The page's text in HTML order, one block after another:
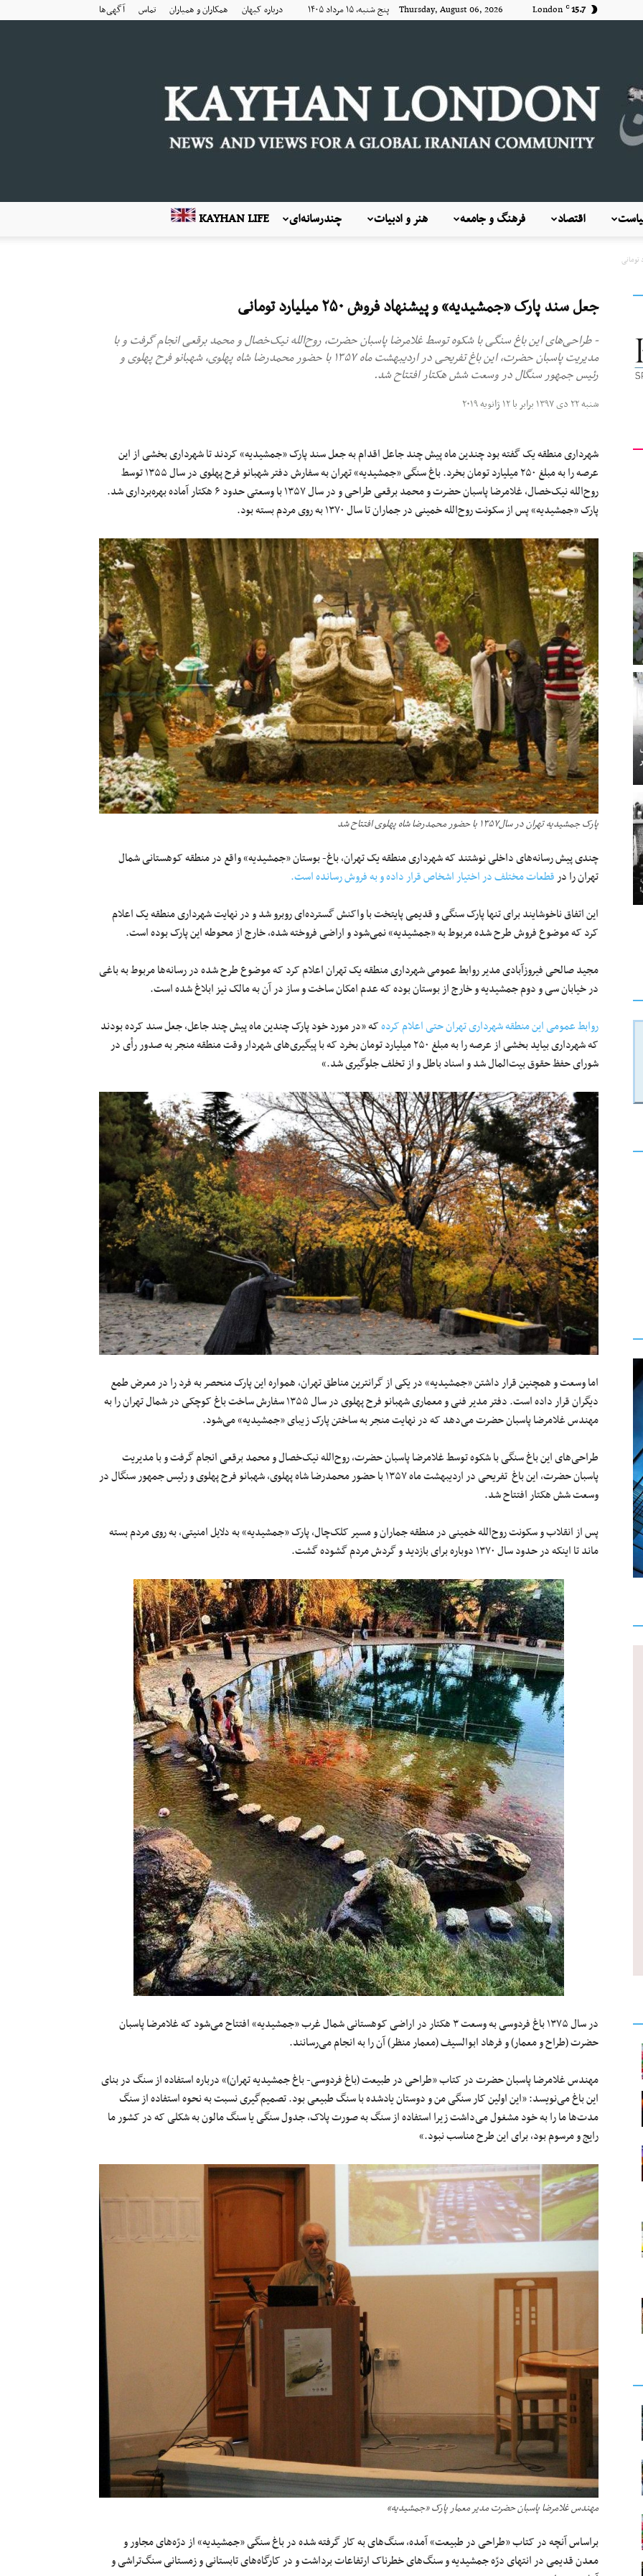
15.7
C
London Thursday, August 06, 2026 پنج شنبه, ۱۵ مرداد ۱۴۰۵ درباره کیهان همکاران و همیاران تماس آگهی‌ها
کیهان
KAYHAN LIFE چندرسانه‌ای هنر و ادبیات فرهنگ و جامعه اقتصاد
جعل سند پارک «جمشیدیه» و پیشنهاد فروش ۲۵۰ میلیارد تومانی
- طراحی‌های این باغ سنگی با شکوه توسط غلامرضا پاسبان حضرت، روح‌الله نیک‌خصال و محمد برقعی انجام گرفت و با
مدیریت پاسبان حضرت، این باغ تفریحی در اردیبهشت ماه ۱۳۵۷ با حضور محمدرضا شاه پهلوی، شهبانو فرح‌ پهلوی و
رئیس جمهور سنگال در وسعت شش هکتار افتتاح شد.
شنبه ۲۲ دی ۱۳۹۷ برابر با ۱۲ ژانویه ۲۰۱۹
شهرداری منطقه یک گفته بود چندین ماه پیش چند جاعل اقدام به جعل سند پارک «جمشیدیه» کردند تا شهرداری بخشی از این
عرصه را به مبلغ ۲۵۰ میلیارد تومان بخرد. باغ سنگی «جمشیدیه» تهران به سفارش دفتر شهبانو فرح پهلوی در سال ۱۳۵۵ توسط
روح‌الله نیک‌خصال، غلامرضا پاسبان حضرت و محمد برقعی طراحی و در سال ۱۳۵۷ با وسعتی حدود ۶ هکتار آماده بهره‌برداری شد.
پارک «جمشیدیه» پس از سکونت روح‌الله خمینی در جماران تا سال ۱۳۷۰ به روی مردم بسته بود.
پارک جمشیدیه تهران در سال۱۳۵۷ با حضور محمدرضا شاه پهلوی افتتاح شد
چندی پیش رسانه‌های داخلی نوشتند که شهرداری منطقه یک تهران، باغ- بوستان «جمشیدیه» واقع در منطقه کوهستانی شمال
تهران را درقطعات مختلف در اختیار اشخاص قرار داده و به فروش رسانده است.
این اتفاق ناخوشایند برای تنها پارک سنگی و قدیمی پایتخت با واکنش گسترده‌ای روبرو شد و در نهایت شهرداری منطقه یک اعلام
کرد که موضوع فروش طرح شده مربوط به «جمشیدیه» نمی‌شود و اراضی فروخته شده، خارج از محوطه این پارک بوده است.
مجید صالحی فیروزآبادی مدیر روابط عمومی شهرداری منطقه یک تهران اعلام کرد که موضوع طرح شده در رسانه‌ها مربوط به باغی
در خیابان سی‌ و دوم جمشیدیه و خارج از بوستان بوده که عدم امکان ساخت و ساز در آن به مالک نیز ابلاغ شده است.
روابط عمومی این منطقه شهرداری تهران حتی اعلام کردهکه «در مورد خود پارک چندین ماه پیش چند جاعل، جعل سند کرده بودند
که شهرداری بیاید بخشی از عرصه را به مبلغ ۲۵۰ میلیارد تومان بخرد که با پیگیری‌های شهردار وقت منطقه منجر به صدور رأی در
شورای حفظ حقوق بیت‌المال شد و اسناد باطل و از تخلف جلوگیری شد.»
اما وسعت و همچنین قرار داشتن «جمشیدیه» در یکی از گرانترین مناطق تهران، همواره این پارک منحصر به فرد را در معرض طمع
دیگران قرار داده است. دفتر مدیر فنی و معماری شهبانو فرح پهلوی در سال ۱۳۵۵ سفارش ساخت باغ کوچکی در شمال تهران را به
مهندس غلامرضا پاسبان حضرت می‌دهد که در نهایت منجر به ساختن پارک زیبای «جمشیدیه» می‌شود.
طراحی‌های این باغ سنگی با شکوه توسط غلامرضا پاسبان حضرت، روح‌الله نیک‌خصال و محمد برقعی انجام گرفت و با مدیریت
پاسبان حضرت، این باغ تفریحی در اردیبهشت ماه ۱۳۵۷ با حضور محمدرضا شاه پهلوی، شهبانو فرح‌ پهلوی و رئیس جمهور سنگال در
وسعت شش هکتار افتتاح شد.
پس از انقلاب و سکونت روح‌الله خمینی در منطقه جماران و مسیر کلک‌چال، پارک «جمشیدیه» به دلایل امنیتی، به روی مردم بسته
ماند تا اینکه در حدود سال ۱۳۷۰ دوباره برای بازدید و گردش مردم گشوده گشت.
در سال ۱۳۷۵ باغ فردوسی به وسعت ۳ هکتار در اراضی کوهستانی شمال غرب «جمشیدیه» افتتاح می‌شود که غلامرضا پاسبان
حضرت (طراح و معمار) و فرهاد ابوالسیف (معمار منظر) آن را به انجام می‌رسانند.
مهندس غلامرضا پاسبان حضرت در کتاب «طراحی در طبیعت (باغ فردوسی- باغ جمشیدیه تهران)» درباره استفاده از سنگ در بنای
این باغ می‌نویسد: «این اولین کار سنگی من و دوستان یادشده با سنگ طبیعی بود. تصمیم‌گیری نسبت به نحوه استفاده از سنگ
مدت‌ها ما را به خود مشغول می‌داشت زیرا استفاده از سنگ به صورت پلاک، جدول سنگی یا سنگ مالون به شکلی که در کشور ما
رایج و مرسوم بود، برای این طرح مناسب نبود.»
مهندس غلامرضا پاسبان حضرت مدیر معمار پارک «جمشیدیه»
براساس آنچه در کتاب «طراحی در طبیعت» آمده، سنگ‌های به کار گرفته شده در باغ سنگی «جمشیدیه» از درّه‌های مجاور و
معدن قدیمی در انتهای درّه جمشیدیه و سنگ‌های خطرناک ارتفاعات برداشت و در کارگاه‌های تابستانی و زمستانی سنگ‌تراشی و